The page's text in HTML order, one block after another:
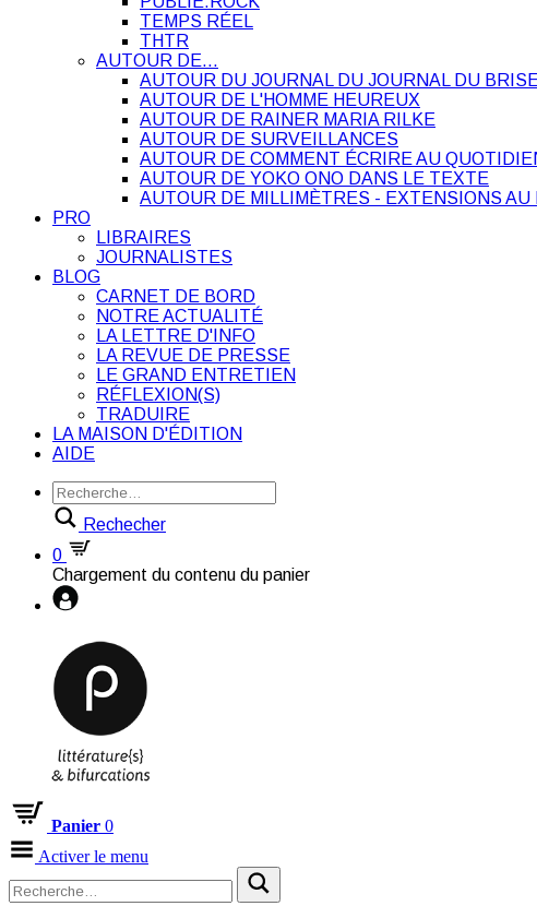
TEMPS RÉEL
THTR
AUTOUR DE…
AUTOUR DU JOURNAL DU JOURNAL DU
AUTOUR DE L'HOMME HEUREUX
AUTOUR DE RAINER MARIA RILKE
AUTOUR DE SURVEILLANCES
AUTOUR DE COMMENT ÉCRIRE AU
AUTOUR DE YOKO ONO DANS LE TEXTE
AUTOUR DE MILLIMÈTRES - EXTENSIONS AU
PRO
LIBRAIRES
JOURNALISTES
BLOG
CARNET DE BORD
NOTRE ACTUALITÉ
LA LETTRE D'INFO
LA REVUE DE PRESSE
LE GRAND ENTRETIEN
RÉFLEXION(S)
TRADUIRE
LA MAISON D'ÉDITION
AIDE
Rechecher
0
Chargement du contenu du panier
Panier 0
Activer le menu